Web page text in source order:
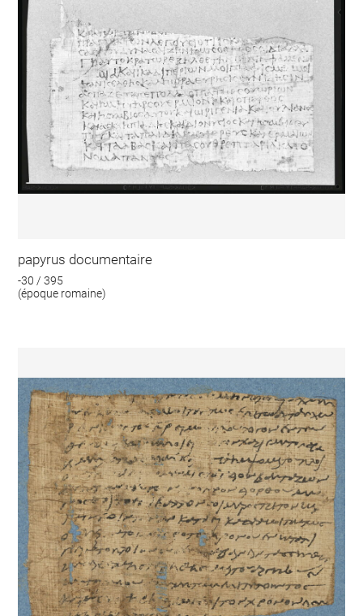
papyrus documentaire
-30 / 395
(époque romaine)